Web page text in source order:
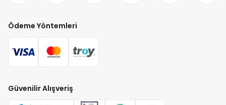
Ödeme Yöntemleri
Güvenilir Alışveriş